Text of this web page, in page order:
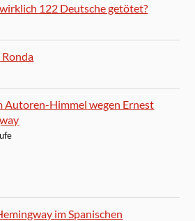
122 Deutsche getötet?
Autoren-Himmel wegen Ernest
im Spanischen